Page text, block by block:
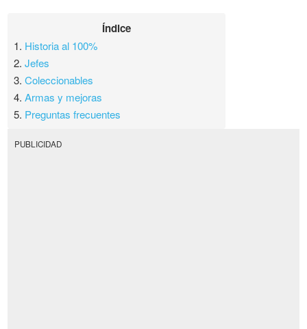
Índice
1. Historia al 100%
2.Jefes
3.Coleccionables
4.Armas y mejoras
5. Preguntas frecuentes
PUBLICIDAD